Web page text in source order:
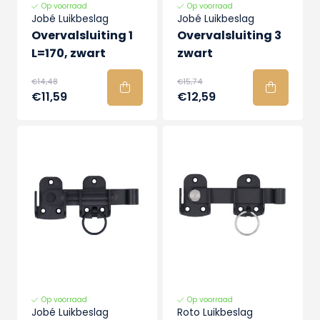
Op voorraad
Jobé Luikbeslag
Overvalsluiting 1
L=170, zwart
€14,48
€11,59
Op voorraad
Jobé Luikbeslag
Overvalsluiting 3
zwart
€15,74
€12,59
Op voorraad
Jobé Luikbeslag
Op voorraad
Roto Luikbeslag